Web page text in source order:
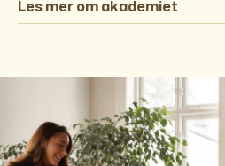
Les mer om akademiet